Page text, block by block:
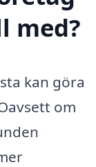
med?
kan göra
om